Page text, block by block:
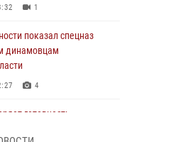
1
показал спецназ
динамовцам
4
готовность